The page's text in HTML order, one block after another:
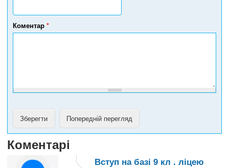
л
е
ф
Коментар *
Коментарі
Вступ на базі 9 кл . ліцею